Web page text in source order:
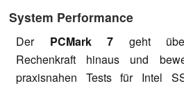
System Performance
Der PCMark 7 geht
Rechenkraft hinaus und
praxisnahen Tests für Intel